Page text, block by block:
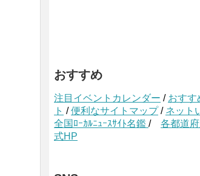
おすすめ
注目イベントカレンダー / おすす
ト /便利なサイトマップ/ ネット
全国ﾛｰｶﾙﾆｭｰｽｻｲﾄ名鑑 / 各都道
式HP